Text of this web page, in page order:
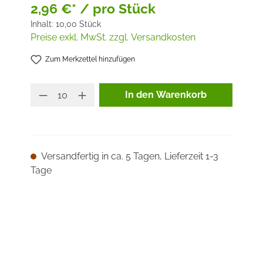
2,96 €* / pro Stück
Inhalt: 10,00 Stück
Preise exkl. MwSt. zzgl. Versandkosten
Zum Merkzettel hinzufügen
Produkt Anzahl: Gib den
In den Warenkorb
Versandfertig in ca. 5 Tagen, Lieferzeit 1-3
Tage